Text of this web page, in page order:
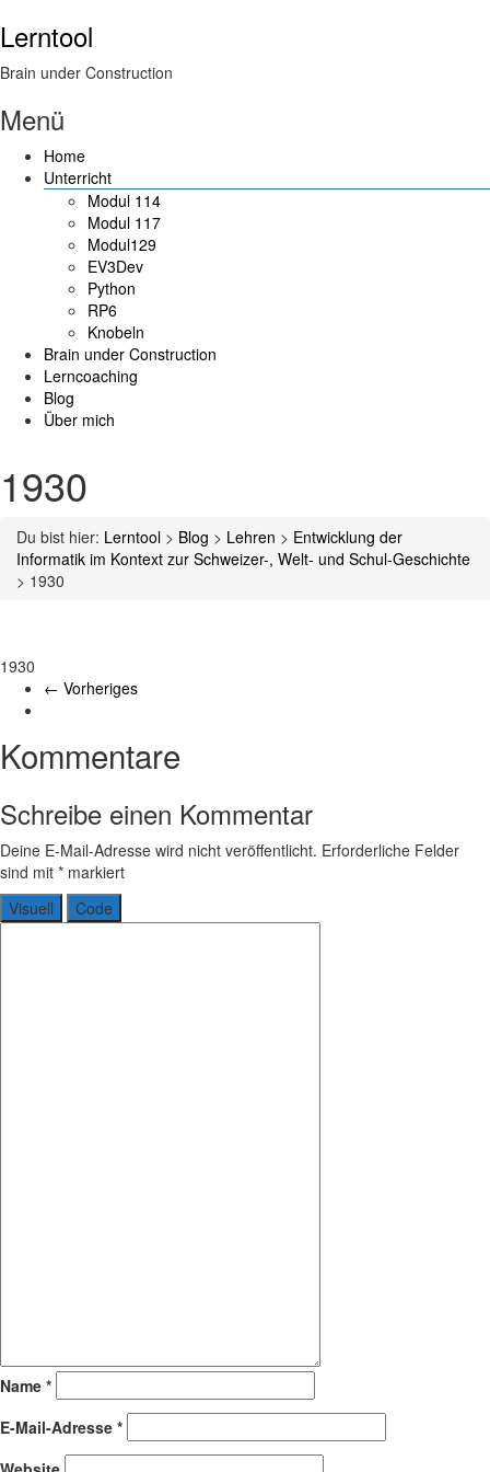
Lerntool
Brain under Construction
Menü
Home
Unterricht
Modul 114
Modul 117
Modul129
EV3Dev
Python
RP6
Knobeln
Brain under Construction
Lerncoaching
Blog
Über mich
1930
Du bist hier: Lerntool > Blog > Lehren > Entwicklung der
Informatik im Kontext zur Schweizer-, Welt- und Schul-Geschichte
> 1930
1930
← Vorheriges
Schreibe einen Kommentar
Deine E-Mail-Adresse wird nicht veröffentlicht. Erforderliche Felder
sind mit * markiert
Visuell
Code
Name *
E-Mail-Adresse *